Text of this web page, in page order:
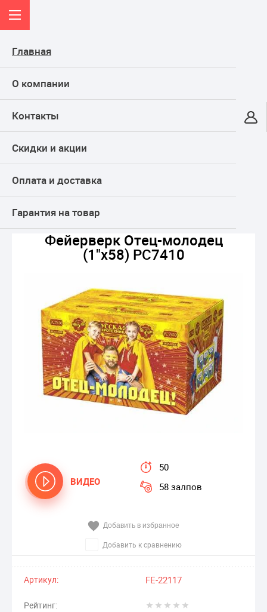
Главная
О компании
Контакты
Скидки и акции
Оплата и доставка
Гарантия на товар
Онлайн-гипермаркет
КАТАЛОГ
Фейерверк Отец-молодец (1"х58) РС7410
Фейерверк Отец-молодец
(1"х58) РС7410
ВИДЕО
50
58 залпов
Добавить в избранное
Добавить к сравнению
Артикул: FE-22117
Рейтинг: